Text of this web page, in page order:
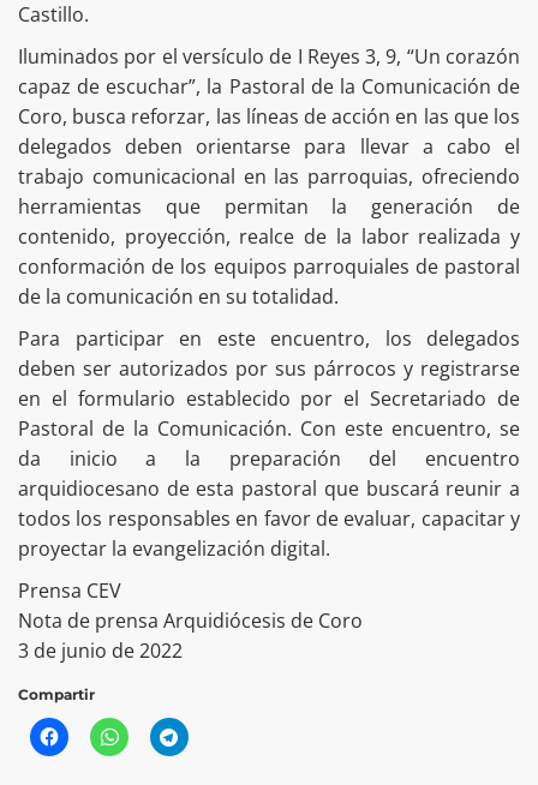
Castillo.
Iluminados por el versículo de I Reyes 3, 9, “Un corazón
capaz de escuchar”, la Pastoral de la Comunicación de
Coro, busca reforzar, las líneas de acción en las que los
delegados deben orientarse para llevar a cabo el
trabajo comunicacional en las parroquias, ofreciendo
herramientas que permitan la generación de
contenido, proyección, realce de la labor realizada y
conformación de los equipos parroquiales de pastoral
de la comunicación en su totalidad.
Para participar en este encuentro, los delegados
deben ser autorizados por sus párrocos y registrarse
en el formulario establecido por el Secretariado de
Pastoral de la Comunicación. Con este encuentro, se
da inicio a la preparación del encuentro
arquidiocesano de esta pastoral que buscará reunir a
todos los responsables en favor de evaluar, capacitar y
proyectar la evangelización digital.
Prensa CEV
Nota de prensa Arquidiócesis de Coro
3 de junio de 2022
Compartir